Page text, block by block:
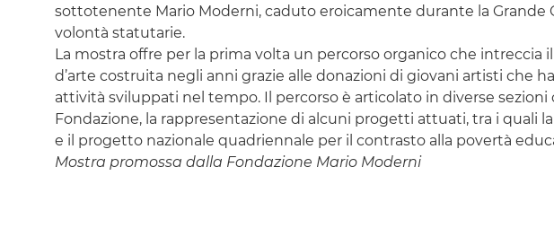
sottotenente Mario Moderni, caduto eroicamente durante la
volontà statutarie.
La mostra offre per la prima volta un percorso organico che intreccia
d’arte costruita negli anni grazie alle donazioni di giovani artisti che
attività sviluppati nel tempo. Il percorso è articolato in diverse
Fondazione, la rappresentazione di alcuni progetti attuati, tra i quali
e il progetto nazionale quadriennale per il contrasto alla povertà
Mostra promossa dalla Fondazione Mario Moderni